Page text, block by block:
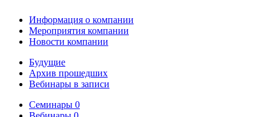
Информация о компании
Мероприятия компании
Новости компании
Будущие
Архив прошедших
Вебинары в записи
Семинары 0